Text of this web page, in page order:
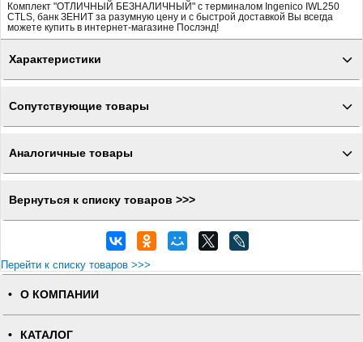
Комплект "ОТЛИЧНЫЙ БЕЗНАЛИЧНЫЙ" с терминалом Ingenico IWL250
CTLS, банк ЗЕНИТ за разумную цену и с быстрой доставкой Вы всегда
можете купить в интернет-магазине Послэнд!
Характеристики
Сопутствующие товары
Аналогичные товары
Вернуться к списку товаров >>>
Перейти к списку товаров >>>
О КОМПАНИИ
КАТАЛОГ